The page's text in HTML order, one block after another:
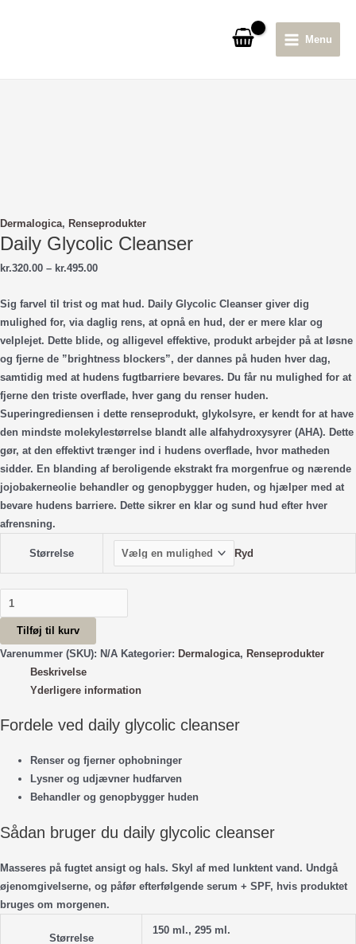
Menu
Dermalogica, Renseprodukter
Daily Glycolic Cleanser
kr.320.00 – kr.495.00Prisinterval:
til
kr.495.00
Sig farvel til trist og mat hud. Daily Glycolic Cleanser giver dig
mulighed for, via daglig rens, at opnå en hud, der er mere klar og
velplejet. Dette blide, og alligevel effektive, produkt arbejder på at løsne
og fjerne de ”brightness blockers”, der dannes på huden hver dag,
samtidig med at hudens fugtbarriere bevares. Du får nu mulighed for at
fjerne den triste overflade, hver gang du renser huden.
Superingrediensen i dette renseprodukt, glykolsyre, er kendt for at have
den mindste molekylestørrelse blandt alle alfahydroxysyrer (AHA). Dette
gør, at den effektivt trænger ind i hudens overflade, hvor matheden
sidder. En blanding af beroligende ekstrakt fra morgenfrue og nærende
jojobakerneolie behandler og genopbygger huden, og hjælper med at
bevare hudens barriere. Dette sikrer en klar og sund hud efter hver
afrensning.
Størrelse Ryd
Daily
Glycolic
Cleanser
antal
Tilføj til kurv
Varenummer (SKU): N/A Kategorier: Dermalogica, Renseprodukter
Beskrivelse
Yderligere information
Fordele ved daily glycolic cleanser
Renser og fjerner ophobninger
Lysner og udjævner hudfarven
Behandler og genopbygger huden
Sådan bruger du daily glycolic cleanser
Masseres på fugtet ansigt og hals. Skyl af med lunktent vand. Undgå
øjenomgivelserne, og påfør efterfølgende serum + SPF, hvis produktet
bruges om morgenen.
Størrelse
150 ml., 295 ml.